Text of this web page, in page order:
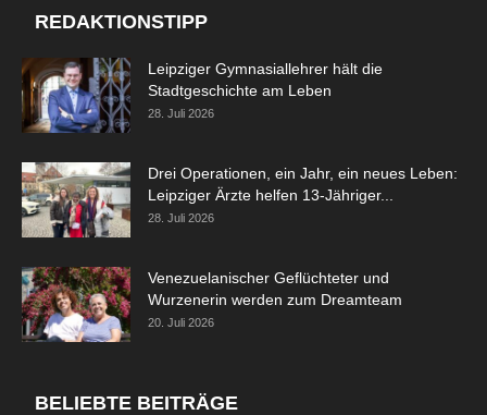
REDAKTIONSTIPP
Leipziger Gymnasiallehrer hält die
Stadtgeschichte am Leben
28. Juli 2026
Drei Operationen, ein Jahr, ein neues Leben:
Leipziger Ärzte helfen 13-Jähriger...
28. Juli 2026
Venezuelanischer Geflüchteter und
Wurzenerin werden zum Dreamteam
20. Juli 2026
BELIEBTE BEITRÄGE